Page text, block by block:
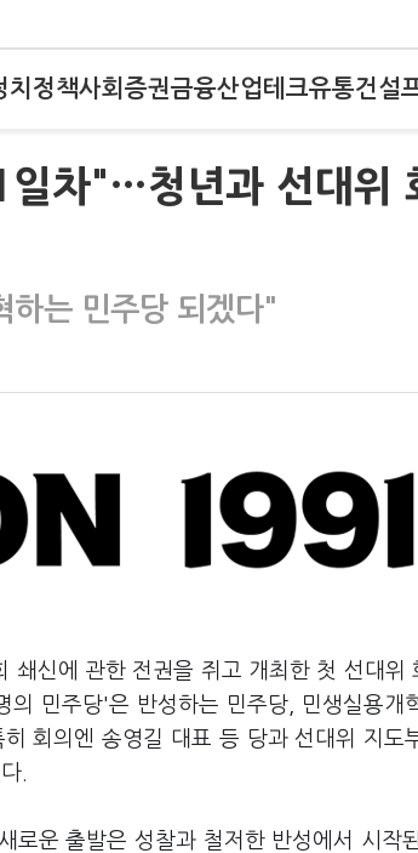
치 정책사회 증권금융산업테크유통건설
일차"…청년과 선대위
하는 민주당 되겠다"
쇄신에 관한 전권을 쥐고 개최한 첫 선대위
민주당'은 반성하는 민주당, 민생실용개
회의엔 송영길 대표 등 당과 선대위 지도
.
로운 출발은 성찰과 철저한 반성에서 시작